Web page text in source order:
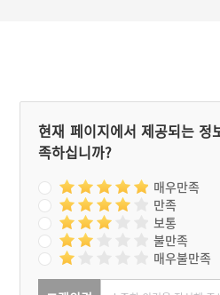
현재 페이지에서 제공되는 정
족하십니까?
매우만족
만족
보통
불만족
매우불만족